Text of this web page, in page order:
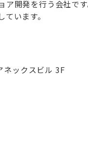
開発を行う会社で
います。
ネックスビル 3F